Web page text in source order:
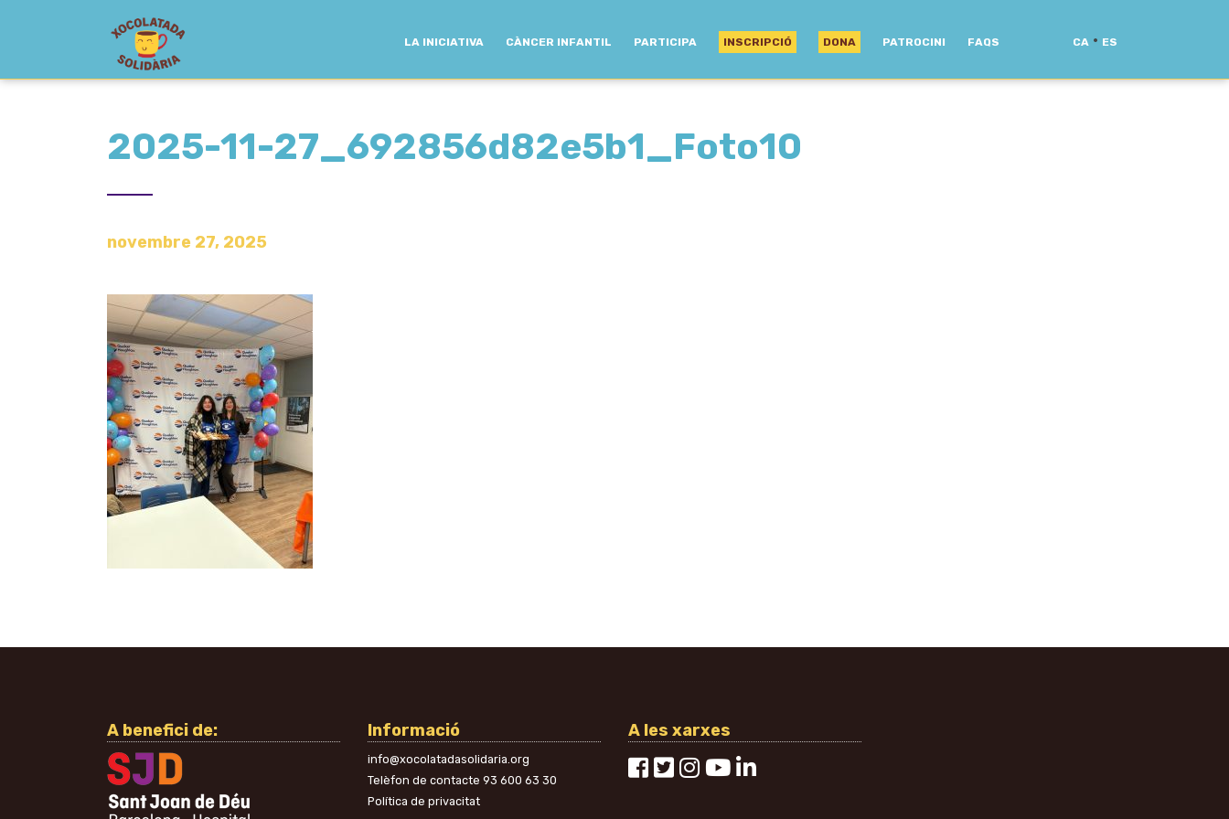
LA INICIATIVA CÀNCER INFANTIL PARTICIPA INSCRIPCIÓ DONA PATROCINI FAQS CA · ES
2025-11-27_692856d82e5b1_Foto10
novembre 27, 2025
A benefici de: Informació
info@xocolatadasolidaria.org
Telèfon de contacte 93 600 63 30
Política de privacitat
A les xarxes